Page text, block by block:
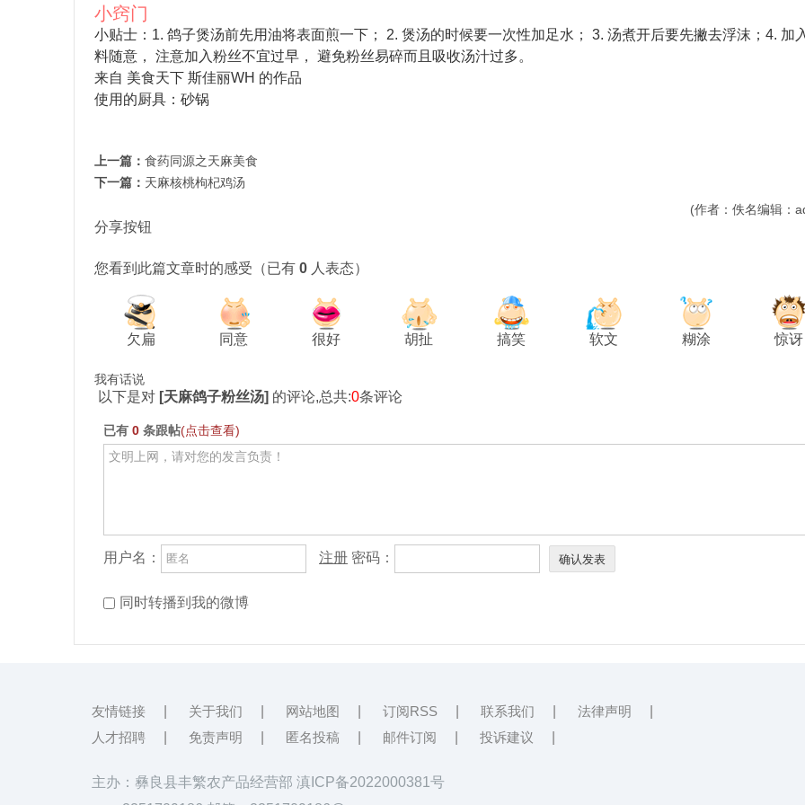
小窍门
小贴士：1. 鸽子煲汤前先用油将表面煎一下； 2. 煲汤的时候要一次性加足水； 3. 汤煮开后要先撇去浮沫；4. 加
料随意， 注意加入粉丝不宜过早， 避免粉丝易碎而且吸收汤汁过多。
来自 美食天下 斯佳丽WH 的作品
使用的厨具：砂锅
上一篇： 食药同源之天麻美食
下一篇： 天麻核桃枸杞鸡汤
(作者：佚名编辑：
分享按钮
您看到此篇文章时的感受 （已有 0 人表态）
欠扁 同意 很好 胡扯 搞笑 软文 糊涂 惊讶
我有话说
以下是对 [天麻鸽子粉丝汤] 的评论,总共:0条评论
已有 0 条跟帖(点击查看)
用户名： 注册 密码：
同时转播到我的微博
友情链接 关于我们 网站地图 订阅RSS 联系我们 法律声明
人才招聘
免责声明 匿名投稿 邮件订阅 投诉建议
主办：彝良县丰繁农产品经营部 滇ICP备2022000381号